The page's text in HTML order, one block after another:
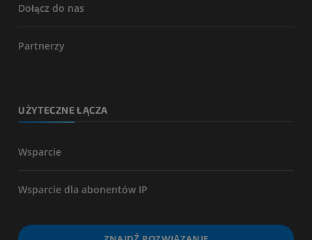
Dołącz do nas
Partnerzy
UŻYTECZNE ŁĄCZA
Wsparcie
Wsparcie dla abonentów IP